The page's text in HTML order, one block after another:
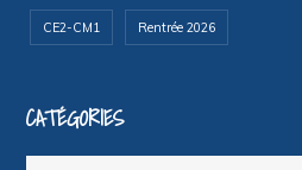
CE2-CM1 Rentrée 2026
CATÉGORIES